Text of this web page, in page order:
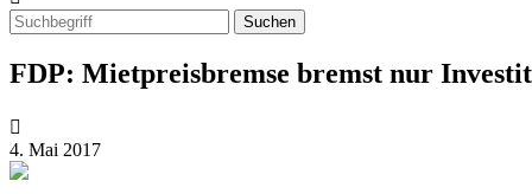
FDP: Mietpreisbremse bremst nur
4. Mai 2017